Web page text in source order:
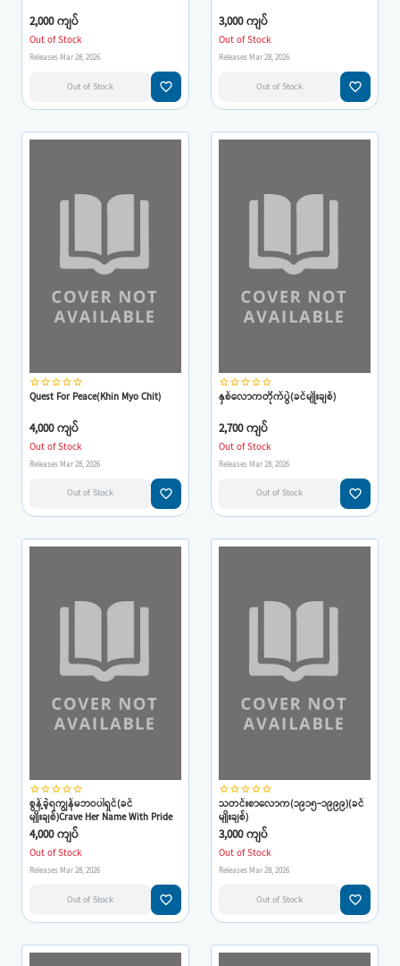
2,000 ကျပ်
Out of Stock
Releases Mar 28, 2026
Out of Stock favorite_border
3,000 ကျပ်
Out of Stock
Releases Mar 28, 2026
Out of Stock favorite_border
star_borderstar_borderstar_borderstar_borderstar_border
Quest For Peace(Khin Myo Chit)
4,000 ကျပ်
Out of Stock
Releases Mar 28, 2026
Out of Stock favorite_border
star_borderstar_borderstar_borderstar_borderstar_border
နှစ်လောကတိုက်ပွဲ(ခင်မျိုးချစ်)
2,700 ကျပ်
Out of Stock
Releases Mar 28, 2026
Out of Stock favorite_border
star_borderstar_borderstar_borderstar_borderstar_border
စွန့်ခဲ့ရကျွန်မဘဝပါရှင်(ခင်
မျိုးချစ်)Crave Her Name With Pride
4,000 ကျပ်
Out of Stock
Releases Mar 28, 2026
Out of Stock favorite_border
star_borderstar_borderstar_borderstar_borderstar_border
သတင်းစာလောက(၁၉၁၅-၁၉၉၉)(ခင်
မျိုးချစ်)
3,000 ကျပ်
Out of Stock
Releases Mar 28, 2026
Out of Stock favorite_border